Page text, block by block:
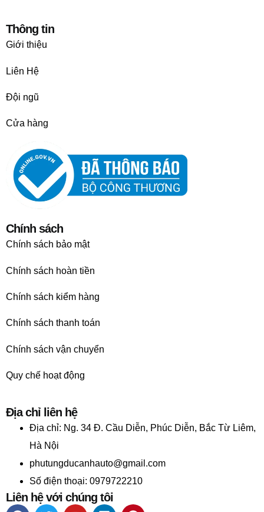
Thông tin
Giới thiệu
Liên Hệ
Đội ngũ
Cửa hàng
Chính sách
Chính sách bảo mật
Chính sách hoàn tiền
Chính sách kiểm hàng
Chính sách thanh toán
Chính sách vận chuyển
Quy chế hoạt động
Địa chỉ liên hệ
Địa chỉ: Ng. 34 Đ. Cầu Diễn, Phúc Diễn, Bắc Từ Liêm,
Hà Nội
phutungducanhauto@gmail.com
Số điện thoại: 0979722210
Liên hệ với chúng tôi